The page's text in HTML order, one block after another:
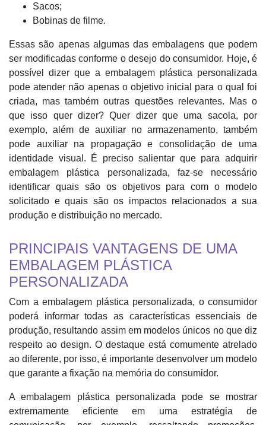
Sacos;
Bobinas de filme.
Essas são apenas algumas das embalagens que podem
ser modificadas conforme o desejo do consumidor. Hoje, é
possível dizer que a embalagem plástica personalizada
pode atender não apenas o objetivo inicial para o qual foi
criada, mas também outras questões relevantes. Mas o
que isso quer dizer? Quer dizer que uma sacola, por
exemplo, além de auxiliar no armazenamento, também
pode auxiliar na propagação e consolidação de uma
identidade visual. É preciso salientar que para adquirir
embalagem plástica personalizada, faz-se necessário
identificar quais são os objetivos para com o modelo
solicitado e quais são os impactos relacionados a sua
produção e distribuição no mercado.
PRINCIPAIS VANTAGENS DE UMA
EMBALAGEM PLÁSTICA
PERSONALIZADA
Com a embalagem plástica personalizada, o consumidor
poderá informar todas as características essenciais de
produção, resultando assim em modelos únicos no que diz
respeito ao design. O destaque está comumente atrelado
ao diferente, por isso, é importante desenvolver um modelo
que garante a fixação na memória do consumidor.
A embalagem plástica personalizada pode se mostrar
extremamente eficiente em uma estratégia de